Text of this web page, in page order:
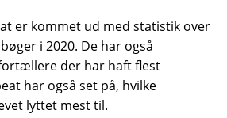
er kommet ud med statistik over
i 2020. De har også
der har haft flest
har også set på, hvilke
lyttet mest til.